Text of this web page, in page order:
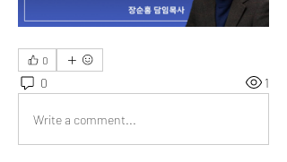
0
0 1
Write a comment...